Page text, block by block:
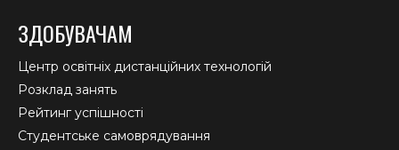
ЗДОБУВАЧАМ
Центр освітніх дистанційних технологій
Розклад занять
Рейтинг успішності
Студентське самоврядування